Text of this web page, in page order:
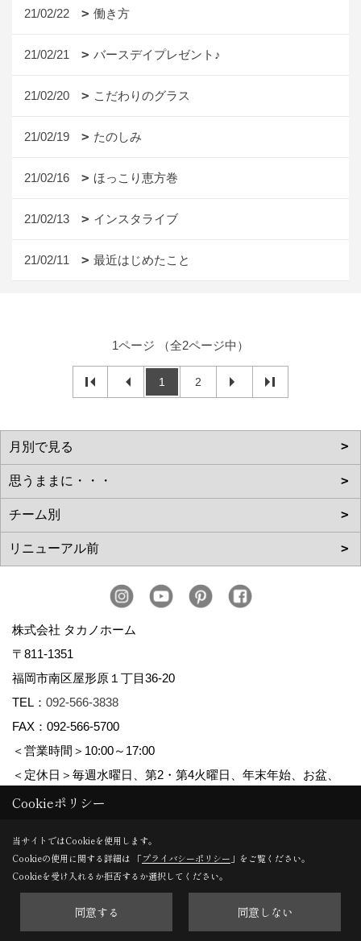
21/02/22 働き方
21/02/21 バースデイプレゼント♪
21/02/20 こだわりのグラス
21/02/19 たのしみ
21/02/16 ほっこり恵方巻
21/02/13 インスタライブ
21/02/11 最近はじめたこと
1ページ （全2ページ中）
1 2
株式会社 タカノホーム
〒811-1351
福岡市南区屋形原１丁目36-20
TEL： 092-566-3838
FAX：092-566-5700
＜営業時間＞10:00～17:00
＜定休日＞毎週水曜日、第2・第4火曜日、年末年始、お盆、
ゴールデンウィーク、夏季休暇
Copyright (c) TAKANO CONSTRUCTION CO.,LTD. All Rights Reserved.
Cookieポリシー
当サイトではCookieを使用します。
Cookieの使用に関する詳細は 「プライバシーポリシー 」をご覧ください。
Cookieを受け入れるか拒否するか選択してください。
同意する 同意しない